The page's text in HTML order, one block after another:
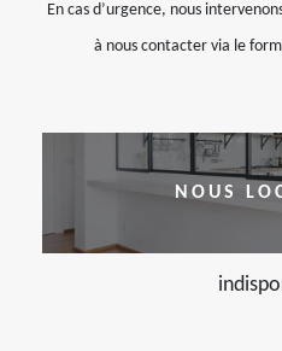
En cas d’urgence, nous
à nous contacter via le
NOUS